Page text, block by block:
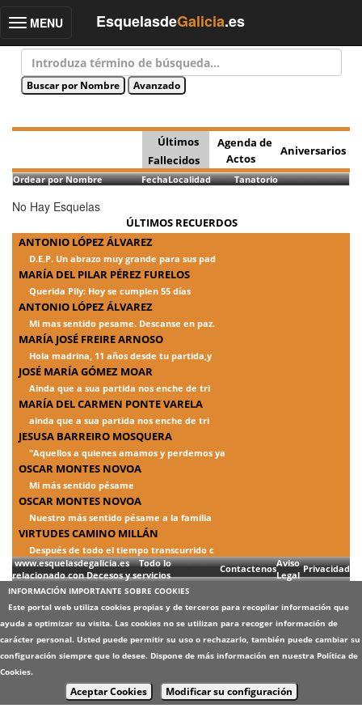
Toggle
MENU EsquelasdeGalicia.es
Últimos
Fallecidos
Agenda de
Actos
Aniversarios
Ordear por Nombre FechaLocalidad Tanatorio
No Hay Esquelas
ÚLTIMOS RECUERDOS
ANTONIO LÓPEZ ÁLVAREZ
D.E.P. Un abrazo muy grande para sus pad
MARÍA DEL PILAR PÉREZ FURELOS
Querida Pily: Hoy se cumplen 55 días
ANTONIO LÓPEZ ÁLVAREZ
Mi mas sentido pesame. Descanse en paz.
MARÍA JOSÉ FREIRE ARNOSO
Hola madrina, 11 años desde tu partida,y
JOSÉ MARÍA GÓMEZ MOAR
Ainda que a sua partida nos enche de tri
MARÍA DEL CARMEN PONTE VARELA
ainda que a sua partida nos enche de tri
JESUSA BARREIRO MOSQUERA
"Aquellos a quienes amamos y perdemos ya
OSCAR MONTES NOVOA
Mi más sentido pésame
OSCAR MONTES NOVOA
Nuestro más sentido pésame a la familia
VIRTUDES CAMINO MILLÁN
Después de todo el tiempo transcurrido c
www.esquelasdegalicia.es Todo lo
relacionado con Decesos y servicios
ContactenosAviso
Legal
Privacidad
INFORMACIÓN IMPORTANTE SOBRE COOKIES
Este portal web utiliza cookies propias y de terceros para recopilar información que
ayuda a optimizar su visita. Las cookies no se utilizan para recoger información de
carácter personal. Usted puede permitir su uso o rechazarlo, también puede cambiar su
configuración siempre que lo desee. Dispone de más información en nuestra Política de
Cookies.